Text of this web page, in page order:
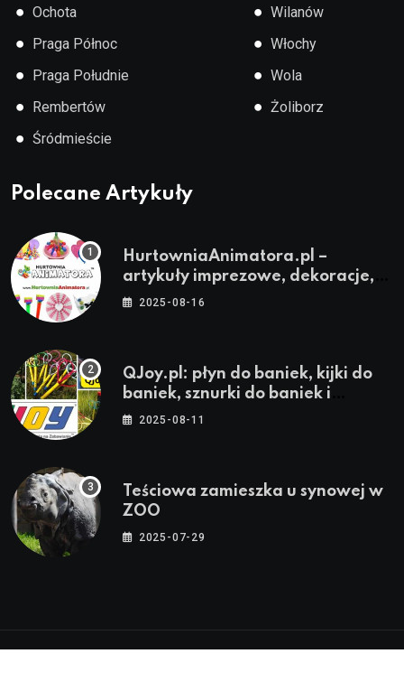
● Ochota
● Praga Północ
● Praga Południe
● Rembertów
● Śródmieście
● Wilanów
● Włochy
● Wola
● Żoliborz
Polecane Artykuły
HurtowniaAnimatora.pl –
artykuły imprezowe, dekoracje,
stroje i akcesoria dla animatorów
2025-08-16
QJoy.pl: płyn do baniek, kijki do
baniek, sznurki do baniek i
zestawy do baniek
2025-08-11
Teściowa zamieszka u synowej w
ZOO
2025-07-29